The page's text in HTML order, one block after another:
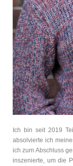
Ich bin seit 2019
absolvierte ich
ich zum Abschluss
inszenierte, um die